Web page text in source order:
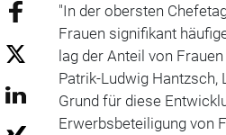
"In der obersten
Frauen signifikant
lag der Anteil von
Patrik-Ludwig Hantzsch,
Grund für diese
Erwerbsbeteiligung von